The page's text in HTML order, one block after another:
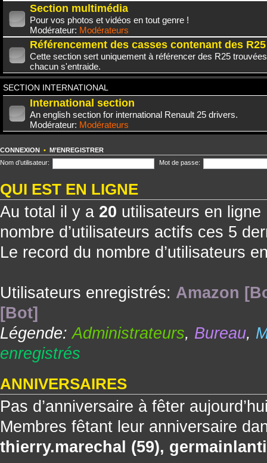
Section multimédia
Pour vos photos et vidéos en tout genre !
Modérateur: Modérateurs
Référencement des casses contenant des R25
Cette section sert uniquement à référencer des R25
chacun s'entraide.
SECTION INTERNATIONAL
International section
An english section for international Renault 25 drivers.
Modérateur: Modérateurs
CONNEXION • M’ENREGISTRER
Nom d’utilisateur:
Mot de passe:
QUI EST EN LIGNE
Au total il y a 20 utilisateurs en
nombre d’utilisateurs actifs ces 5
Le record du nombre d’utilisateurs
Utilisateurs enregistrés: Amazon
[Bot]
Légende:Administrateurs, Bureau,
enregistrés
ANNIVERSAIRES
Pas d’anniversaire à fêter
Membres fêtant leur anniversaire
thierry.marechal (59),